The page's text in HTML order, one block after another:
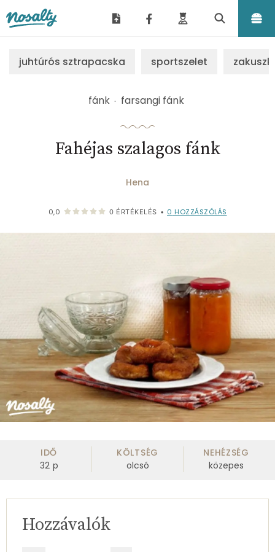
juhtúrós sztrapacska sportszelet
fánk farsangi fánk
Fahéjas szalagos fánk
Hena
0,0 0 ÉRTÉKELÉS • 0 HOZZÁSZÓLÁS
IDŐ
32 p
KÖLTSÉG
olcsó
NEHÉZSÉG
közepes
Hozzávalók